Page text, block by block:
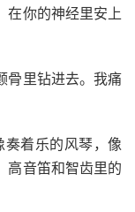
在你的神经里安上
里钻进去。我痛
着乐的风琴，像
高音笛和智齿里的